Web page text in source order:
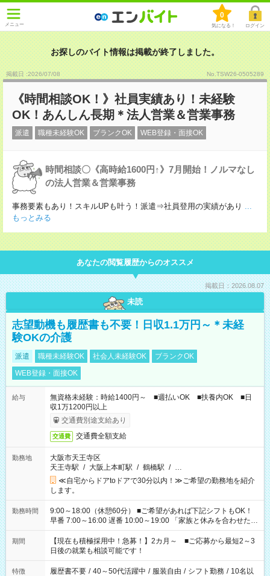
メニュー
0
気になる！ ログイン
お探しのバイト情報は掲載が終了しました。
掲載日 :2026/07/08 No.TSW26-0505289
《時間相談OK！》社員実績あり！未経験
OK！あんしん長期＊法人営業＆営業事務
派遣 職種未経験OK ブランクOK WEB登録・面接OK
時間相談〇《高時給1600円↑》7月開始！ノルマなし
の法人営業＆営業事務
事務要素もあり！スキルUPも叶う！派遣⇒社員登用の実績があり ...
もっとみる
あなたの閲覧履歴からのオススメ
掲載日：2026.08.07
未読
志望動機も履歴書も不要！日収1.1万円～＊未経
験OKの介護
派遣 職種未経験OK 社会人未経験OK
ブランクOK
WEB登録・面接OK
給与
無資格未経験：時給1400円～ ■週払いOK ■扶養内OK ■日
収1万1200円以上
交通費別途支給あり
交通費 交通費全額支給
勤務地
大阪市天王寺区
天王寺駅 / 大阪上本町駅 / 鶴橋駅 / …
≪自宅からドアtoドアで30分以内！≫ご希望の勤務地を紹介
します。
勤務時間
9:00～18:00（休憩60分） ■ご希望があれば下記シフトもOK！
早番 7:00～16:00 遅番 10:00～19:00 「家族と休みを合わせた
い」 「余裕を持って夕飯の準備がしたい」 「できれば残業はし
たくない」 など、ご希望を教えてくださいね。 ※Wワーク希望
の方へ 今ご覧のお仕事で希望する勤務時間と、もう1つのお仕事
の勤務時間。 合計で週40時間を超える場合は応募できません。
期間
【現在も積極採用中！急募！】2カ月～ ■ご応募から最短2～3
日後の就業も相談可能です！
特徴 履歴書不要 / 40～50代活躍中 / 服装自由 / シフト勤務 / 10名以